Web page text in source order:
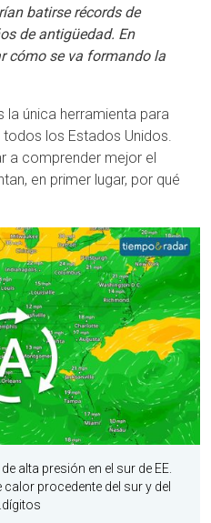
batirse récords de
de antigüedad. En
cómo se va formando la
la única herramienta para
los Estados Unidos.
a comprender mejor el
en primer lugar, por qué
alta presión en el sur de EE.
procedente del sur y del